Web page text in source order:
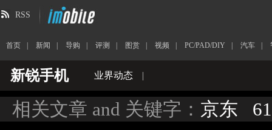
RSS
首页 新闻 导购 评测 图赏 视频 PC/PAD/DIY 汽车
新锐手机 业界动态 |
相关文章 and 关键字： 京东